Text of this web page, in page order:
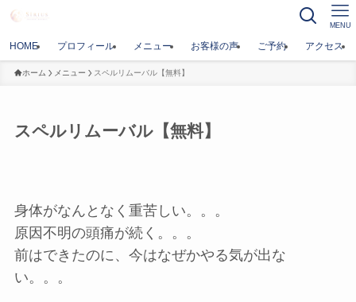
MENU
HOME プロフィール メニュー お客様の声 ご予約 アクセス
ホーム メニュー スペルリムーバル【無料】
スペルリムーバル【無料】
身体がなんとなく重苦しい。。。
原因不明の頭痛が続く。。。
前はできたのに、今はなぜかやる気が出な
い。。。